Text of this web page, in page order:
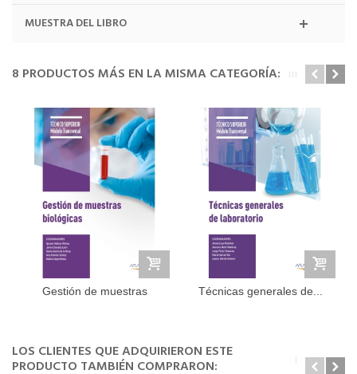
MUESTRA DEL LIBRO
8 PRODUCTOS MÁS EN LA MISMA CATEGORÍA:
Gestión de muestras
Técnicas generales de...
LOS CLIENTES QUE ADQUIRIERON ESTE
PRODUCTO TAMBIÉN COMPRARON: